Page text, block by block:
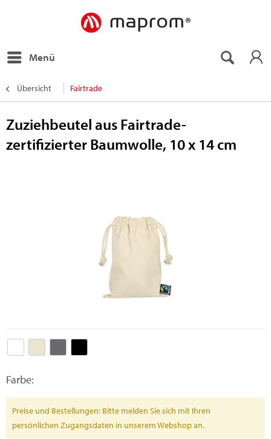
Menü
Übersicht Fairtrade
Zuziehbeutel aus Fairtrade-
zertifizierter Baumwolle, 10 x 14 cm
Farbe:
Preise und Bestellungen: Bitte melden Sie sich mit Ihren
persönlichen Zugangsdaten in unserem Webshop an.